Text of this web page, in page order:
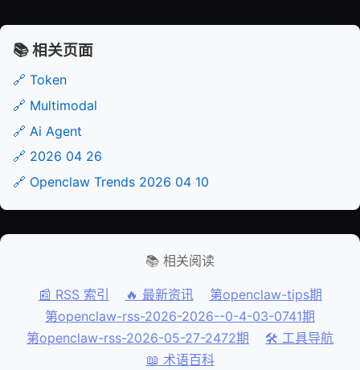
📚 相关页面
🔗 Token
🔗 Multimodal
🔗 Ai Agent
🔗 2026 04 26
🔗 Openclaw Trends 2026 04 10
📚 相关阅读
📰 RSS 索引 🔥 最新资讯
第openclaw-tips期
第openclaw-rss-2026-2026--0-4-03-0741期
第openclaw-rss-2026-05-27-2472期
🛠️ 工具导航
📖 术语百科